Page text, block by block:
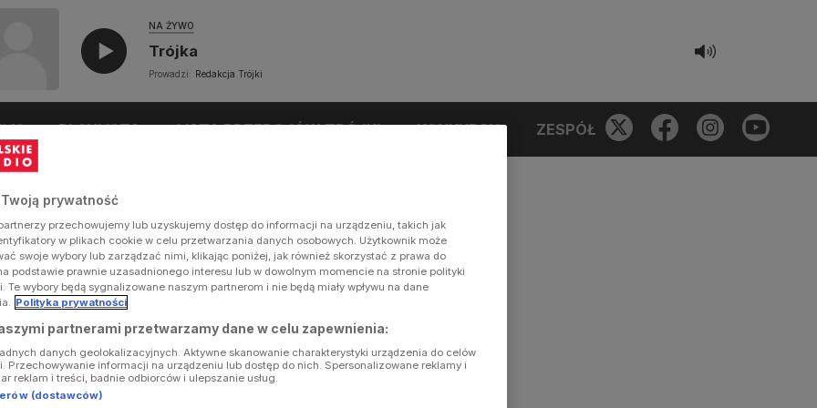
NA ŻYWO
Trójka
Prowadzi: Redakcja Trójki
PLAYLISTA LISTA PRZEBOJÓW TRÓJKI KONKURSY ZESPÓŁ
Twoją prywatność
przechowujemy lub uzyskujemy dostęp do informacji na urządzeniu, takich jak
w plikach cookie w celu przetwarzania danych osobowych. Użytkownik może
swoje wybory lub zarządzać nimi, klikając poniżej, jak również skorzystać z prawa do
podstawie prawnie uzasadnionego interesu lub w dowolnym momencie na stronie polityki
Te wybory będą sygnalizowane naszym partnerom i nie będą miały wpływu na dane
Polityka prywatności
partnerami przetwarzamy dane w celu zapewnienia:
danych geolokalizacyjnych. Aktywne skanowanie charakterystyki urządzenia do celów
Przechowywanie informacji na urządzeniu lub dostęp do nich. Spersonalizowane reklamy i
reklam i treści, badnie odbiorców i ulepszanie usług.
(dostawców)